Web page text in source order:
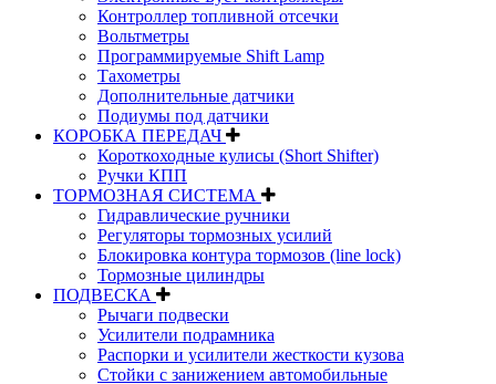
Контроллер топливной отсечки
Вольтметры
Программируемые Shift Lamp
Тахометры
Дополнительные датчики
Подиумы под датчики
КОРОБКА ПЕРЕДАЧ
Короткоходные кулисы (Short Shifter)
Ручки КПП
ТОРМОЗНАЯ СИСТЕМА
Гидравлические ручники
Регуляторы тормозных усилий
Блокировка контура тормозов (line lock)
Тормозные цилиндры
ПОДВЕСКА
Рычаги подвески
Усилители подрамника
Распорки и усилители жесткости кузова
Стойки с занижением автомобильные